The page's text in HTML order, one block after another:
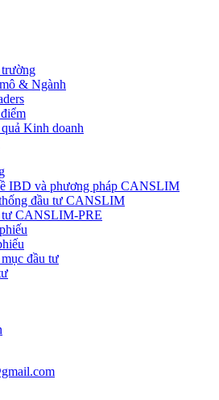
& Ngành
Kinh doanh
IBD và phương pháp CANSLIM
đầu tư CANSLIM
tư CANSLIM-PRE
đầu tư